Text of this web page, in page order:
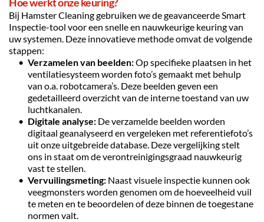
Bij Hamster Cleaning gebruiken we de geavanceerde Smart
Inspectie-tool voor een snelle en nauwkeurige keuring van
uw systemen. Deze innovatieve methode omvat de volgende
stappen:
Verzamelen van beelden: Op specifieke plaatsen in het
ventilatiesysteem worden foto’s gemaakt met behulp
van o.a. robotcamera’s. Deze beelden geven een
gedetailleerd overzicht van de interne toestand van uw
luchtkanalen.
Digitale analyse: De verzamelde beelden worden
digitaal geanalyseerd en vergeleken met referentiefoto’s
uit onze uitgebreide database. Deze vergelijking stelt
ons in staat om de verontreinigingsgraad nauwkeurig
vast te stellen.
Vervuilingsmeting: Naast visuele inspectie kunnen ook
veegmonsters worden genomen om de hoeveelheid vuil
te meten en te beoordelen of deze binnen de toegestane
normen valt.